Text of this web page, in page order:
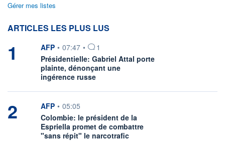
Gérer mes listes
ARTICLES LES PLUS LUS
1 information fournie par
AFP • 07:47 •
1
Présidentielle: Gabriel Attal porte
plainte, dénonçant une
ingérence russe
2 information fournie par
AFP • 05:05
Colombie: le président de la
Espriella promet de combattre
"sans répit" le narcotrafic